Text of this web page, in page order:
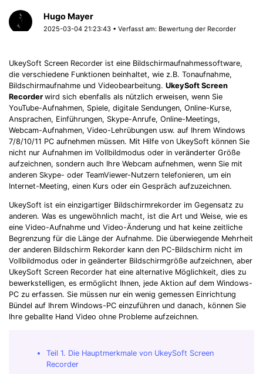
Hugo Mayer
2025-03-04 21:23:43 • Verfasst am: Bewertung der Recorder
UkeySoft Screen Recorder ist eine Bildschirmaufnahmessoftware,
die verschiedene Funktionen beinhaltet, wie z.B. Tonaufnahme,
Bildschirmaufnahme und Videobearbeitung. UkeySoft Screen
Recorder wird sich ebenfalls als nützlich erweisen, wenn Sie
YouTube-Aufnahmen, Spiele, digitale Sendungen, Online-Kurse,
Ansprachen, Einführungen, Skype-Anrufe, Online-Meetings,
Webcam-Aufnahmen, Video-Lehrübungen usw. auf Ihrem Windows
7/8/10/11 PC aufnehmen müssen. Mit Hilfe von UkeySoft können Sie
nicht nur Aufnahmen im Vollbildmodus oder in veränderter Größe
aufzeichnen, sondern auch Ihre Webcam aufnehmen, wenn Sie mit
anderen Skype- oder TeamViewer-Nutzern telefonieren, um ein
Internet-Meeting, einen Kurs oder ein Gespräch aufzuzeichnen.
UkeySoft ist ein einzigartiger Bildschirmrekorder im Gegensatz zu
anderen. Was es ungewöhnlich macht, ist die Art und Weise, wie es
eine Video-Aufnahme und Video-Änderung und hat keine zeitliche
Begrenzung für die Länge der Aufnahme. Die überwiegende Mehrheit
der anderen Bildschirm Rekorder kann den PC-Bildschirm nicht im
Vollbildmodus oder in geänderter Bildschirmgröße aufzeichnen, aber
UkeySoft Screen Recorder hat eine alternative Möglichkeit, dies zu
bewerkstelligen, es ermöglicht Ihnen, jede Aktion auf dem Windows-
PC zu erfassen. Sie müssen nur ein wenig gemessen Einrichtung
Bündel auf Ihrem Windows-PC einzuführen und danach, können Sie
Ihre geballte Hand Video ohne Probleme aufzeichnen.
Teil 1. Die Hauptmerkmale von UkeySoft Screen
Recorder